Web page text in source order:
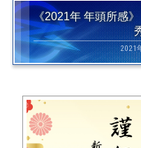
《2021年 年頭所感
2021